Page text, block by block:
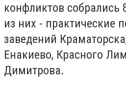
конфликтов собрались
из них - практические
заведений
Енакиево, Красного
Димитрова.